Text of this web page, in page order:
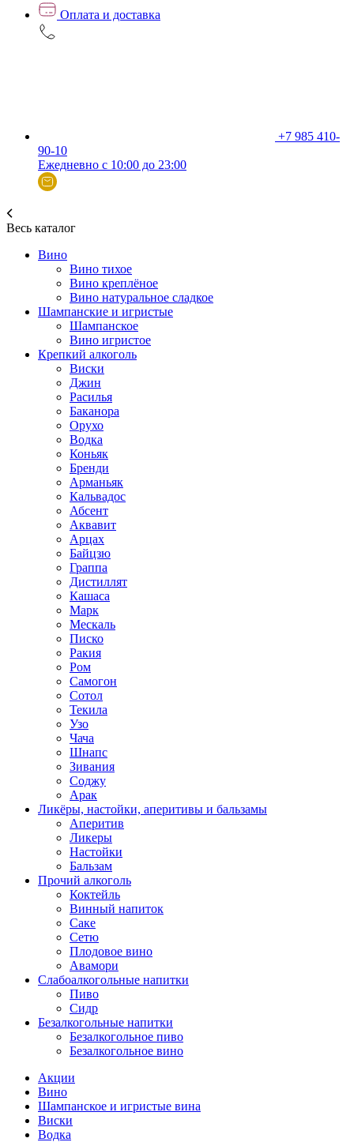
Оплата и доставка
+7 985 410-
90-10
Ежедневно с 10:00 до 23:00
Весь каталог
Вино
Вино тихое
Вино креплёное
Вино натуральное сладкое
Шампанские и игристые
Шампанское
Вино игристое
Крепкий алкоголь
Виски
Джин
Расилья
Баканора
Орухо
Водка
Коньяк
Бренди
Арманьяк
Кальвадос
Абсент
Аквавит
Арцах
Байцзю
Граппа
Дистиллят
Кашаса
Марк
Мескаль
Писко
Ракия
Ром
Самогон
Сотол
Текила
Узо
Чача
Шнапс
Зивания
Соджу
Арак
Ликёры, настойки, аперитивы и бальзамы
Аперитив
Ликеры
Настойки
Бальзам
Прочий алкоголь
Коктейль
Винный напиток
Саке
Сетю
Плодовое вино
Авамори
Слабоалкогольные напитки
Пиво
Сидр
Безалкогольные напитки
Безалкогольное пиво
Безалкогольное вино
Акции
Вино
Шампанское и игристые вина
Виски
Водка